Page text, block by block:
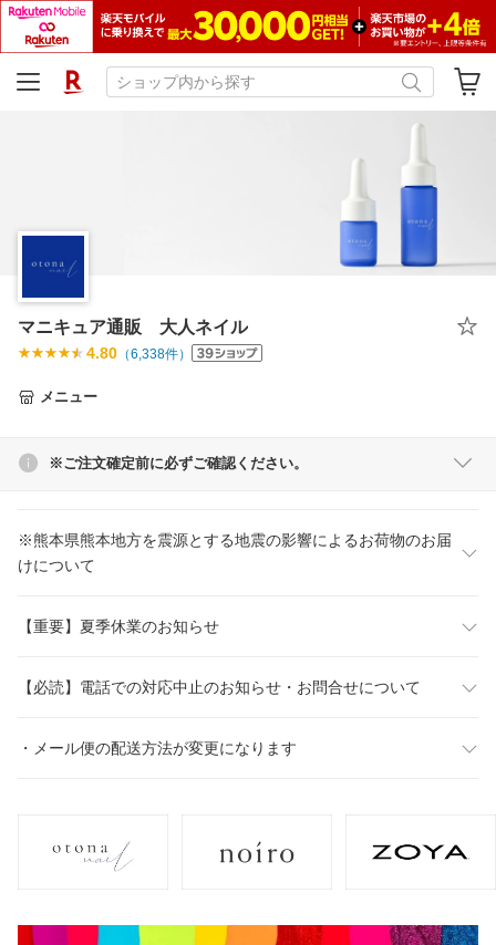
マニキュア通販 大人ネイル
4.80 （6,338件）
メニュー
※ご注文確定前に必ずご確認ください。
※熊本県熊本地方を震源とする地震の影響によるお荷物のお届
けについて
【重要】夏季休業のお知らせ
【必読】電話での対応中止のお知らせ・お問合せについて
・メール便の配送方法が変更になります